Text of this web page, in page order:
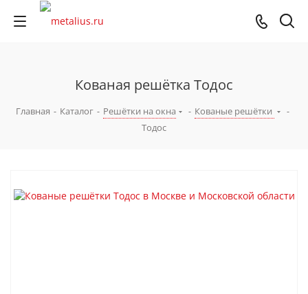
Кованая решётка Тодос
Главная - Каталог - Решётки на окна - Кованые решётки
-
Тодос